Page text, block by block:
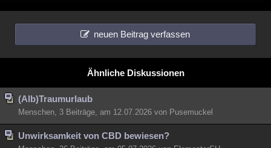
neuen Beitrag verfassen
Ähnliche Diskussionen
(Alb)Traumurlaub
Menschen, 3 Beiträge, am 12.07.2026 von Pusemuckel
Unwirksamkeit von CBD bewiesen?